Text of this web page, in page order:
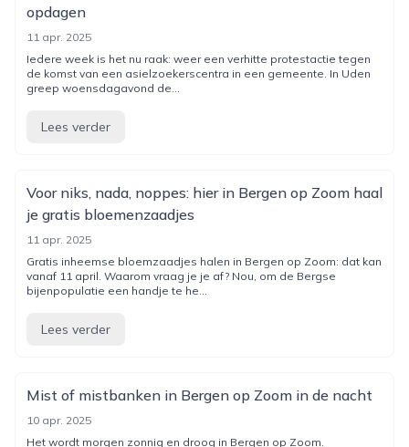
opdagen
11 apr. 2025
Iedere week is het nu raak: weer een verhitte protestactie tegen
de komst van een asielzoekerscentra in een gemeente. In Uden
greep woensdagavond de...
Lees verder
Voor niks, nada, noppes: hier in Bergen op Zoom haal
je gratis bloemenzaadjes
11 apr. 2025
Gratis inheemse bloemzaadjes halen in Bergen op Zoom: dat kan
vanaf 11 april. Waarom vraag je je af? Nou, om de Bergse
bijenpopulatie een handje te he...
Lees verder
Mist of mistbanken in Bergen op Zoom in de nacht
10 apr. 2025
Het wordt morgen zonnig en droog in Bergen op Zoom.